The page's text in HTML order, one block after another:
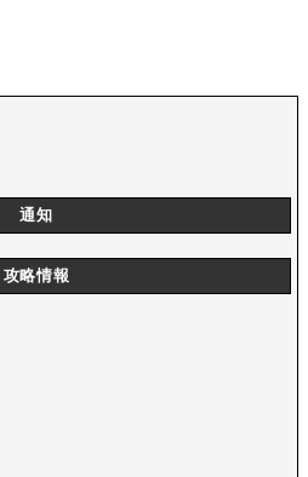
通知
攻略情報